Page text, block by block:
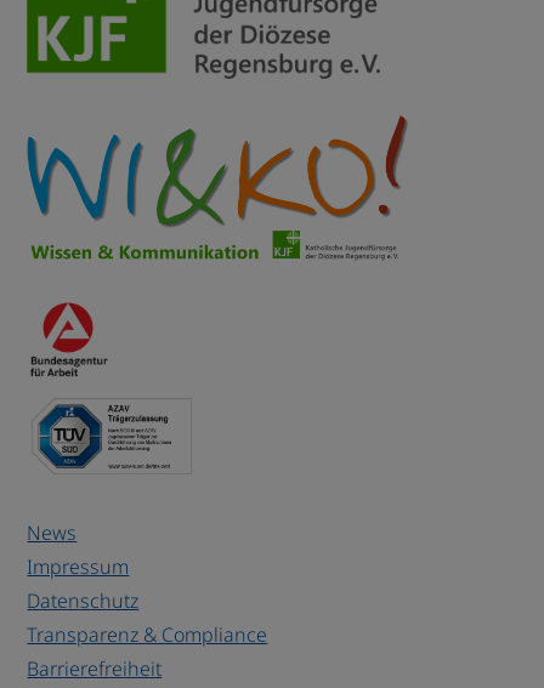
News
Impressum
Datenschutz
Transparenz & Compliance
Barrierefreiheit